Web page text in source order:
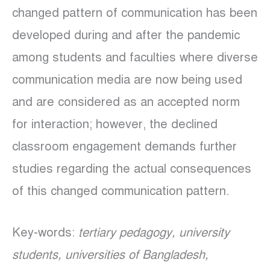
changed pattern of communication has been
developed during and after the pandemic
among students and faculties where diverse
communication media are now being used
and are considered as an accepted norm
for interaction; however, the declined
classroom engagement demands further
studies regarding the actual consequences
of this changed communication pattern.
Key-words: tertiary pedagogy, university
students, universities of Bangladesh,